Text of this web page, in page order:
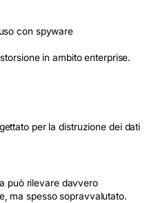
con spyware
in ambito enterprise.
per la distruzione dei dati
può rilevare davvero
ma spesso sopravvalutato.